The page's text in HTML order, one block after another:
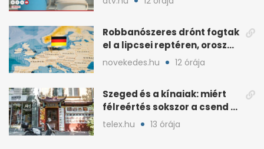
Robbanószeres drónt fogtak
el a lipcsei reptéren, orosz
szál gyanúja
novekedes.hu 12 órája
Szeged és a kínaiak: miért
félreértés sokszor a csend a
hétköznapokban?
telex.hu 13 órája